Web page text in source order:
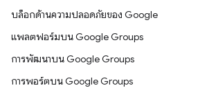
บล็อกด้านความปลอดภัยของ Google
แพลตฟอร์มบน Google Groups
การพัฒนาบน Google Groups
การพอร์ตบน Google Groups